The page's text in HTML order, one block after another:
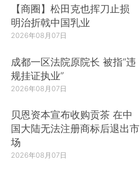
【商圈】松田克也挥刀止损
明治折戟中国乳业
2026年08月07日
成都一区法院原院长 被指“违
规挂证执业”
2026年08月07日
贝恩资本宣布收购贡茶 在中
国大陆无法注册商标后退出市
场
2026年08月07日